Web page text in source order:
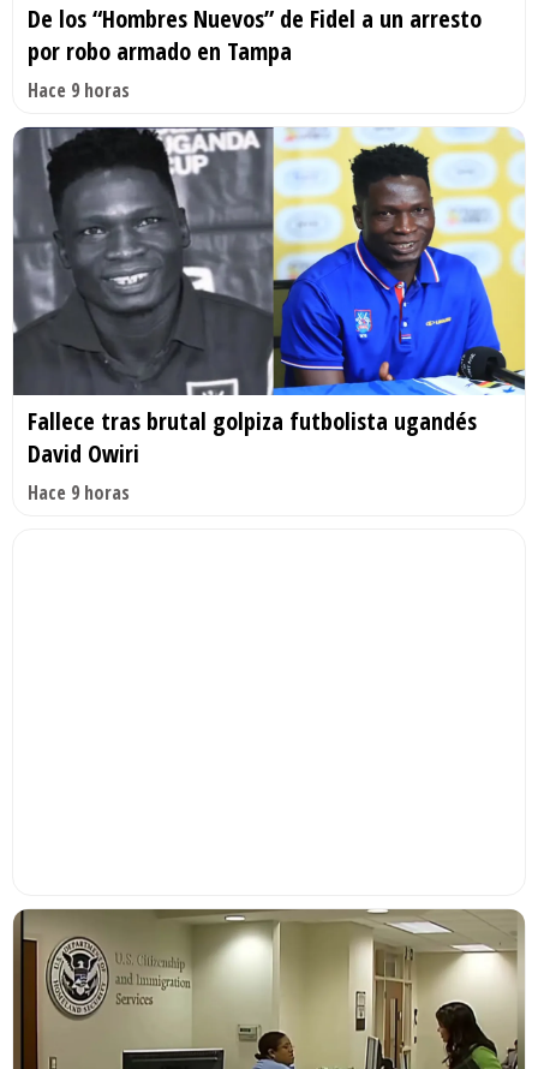
De los “Hombres Nuevos” de Fidel a un arresto
por robo armado en Tampa
Hace 9 horas
Fallece tras brutal golpiza futbolista ugandés
David Owiri
Hace 9 horas